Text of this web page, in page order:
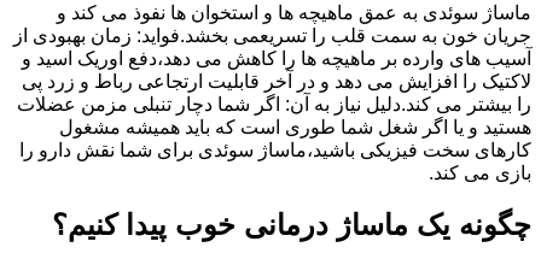
ماساژ سوئدی به عمق ماهیچه ها و استخوان ها نفوذ می کند و
جریان خون به سمت قلب را تسریعمی بخشد.فواید: زمان بهبودی از
آسیب های وارده بر ماهیچه ها را کاهش می دهد،دفع اوریک اسید و
لاکتیک را افزایش می دهد و در آخر قابلیت ارتجاعی رباط و زرد پی
را بیشتر می کند.دلیل نیاز به آن: اگر شما دچار تنبلی مزمن عضلات
هستید و یا اگر شغل شما طوری است که باید همیشه مشغول
کارهای سخت فیزیکی باشید،ماساژ سوئدی برای شما نقش دارو را
بازی می کند.
چگونه یک ماساژ درمانی خوب پیدا کنیم؟